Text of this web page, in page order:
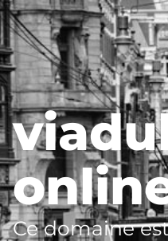
Ce domaine